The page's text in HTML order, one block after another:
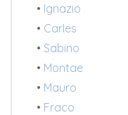
• Ignazio
• CarIes
• Sabino
• Montae
• Mauro
• Fraco